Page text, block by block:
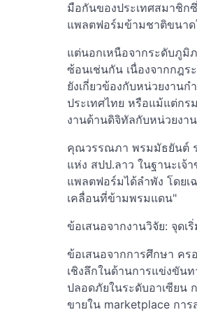
มือกันของประเทศสมาชิก
แพลตฟอร์มข้ามชาติขนา
แต่นอกเหนือจากระดับภูมิ
ซ้อนเช่นกัน เนื่องจากกฎร
ยังเกี่ยวข้องกับหน่วยงาน
ประเทศไทย หรือแม้แต่กร
งานด้านดิจิทัลกับหน่วยงา
คุณวรรณภา พรมมัธยันต์ ร
แห่ง สปป.ลาว ในฐานะเจ้
แพลตฟอร์มได้ลำพัง โดย
เคลื่อนที่ข้ามพรมแดน"
ข้อเสนอจากงานวิจัย: จุด
ข้อเสนอจากการศึกษา ค
เชิงลึกในด้านการแข่งขัน
ปลอดภัยในระดับอาเซียน
ขายใน marketplace กา